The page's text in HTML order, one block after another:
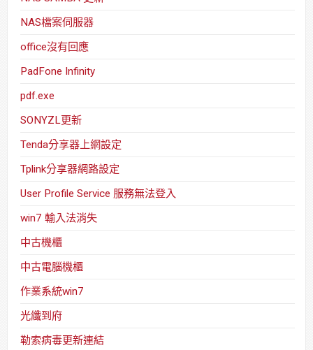
NAS檔案伺服器
office沒有回應
PadFone Infinity
pdf.exe
SONYZL更新
Tenda分享器上網設定
Tplink分享器網路設定
User Profile Service 服務無法登入
win7 輸入法消失
中古機櫃
中古電腦機櫃
作業系統win7
光纖到府
勒索病毒更新連結